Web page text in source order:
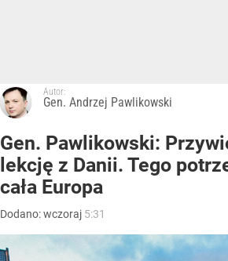
Autor:
Gen. Andrzej Pawlikowski
Gen. Pawlikowski:
lekcję z Danii. Tego
cała Europa
Dodano:wczoraj 5:31